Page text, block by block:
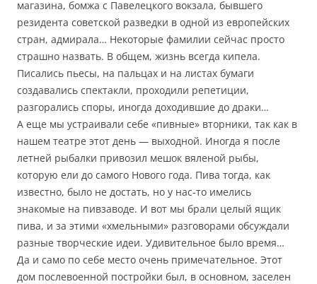
магазина, бомжа с Павелецкого вокзала, бывшего
резидента советской разведки в одной из европейских
стран, адмирала… Некоторые фамилии сейчас просто
страшно назвать. В общем, жизнь всегда кипела.
Писались пьесы, на пальцах и на листах бумаги
создавались спектакли, проходили репетиции,
разгорались споры, иногда доходившие до драки…
А еще мы устраивали себе «пивные» вторники, так как в
нашем театре этот день — выходной. Иногда я после
летней рыбалки привозил мешок вяленой рыбы,
которую ели до самого Нового года. Пива тогда, как
известно, было не достать, но у нас-то имелись
знакомые на пивзаводе. И вот мы брали целый ящик
пива, и за этими «хмельными» разговорами обсуждали
разные творческие идеи. Удивительное было время…
Да и само по себе место очень примечательное. Этот
дом послевоенной постройки был, в основном, заселен